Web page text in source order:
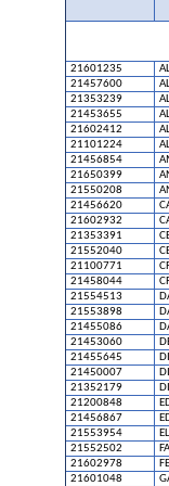
21601235
21457600
21353239
21453655
21602412
21101224
21456854
21650399
21550208
21456620
21602932
21353391
21552040
21100771
21458044
21554513
21553898
21455086
21453060
21455645
21450007
21352179
21200848
21456867
21553954
21552502
21602978
21601048